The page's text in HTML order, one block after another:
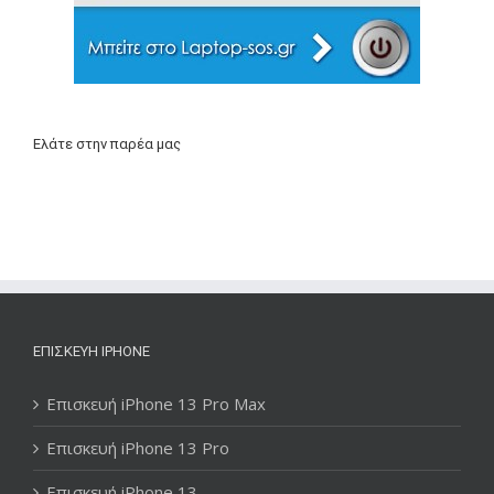
Ελάτε στην παρέα μας
ΕΠΙΣΚΕΥΉ IPHONE
Επισκευή iPhone 13 Pro Max
Επισκευή iPhone 13 Pro